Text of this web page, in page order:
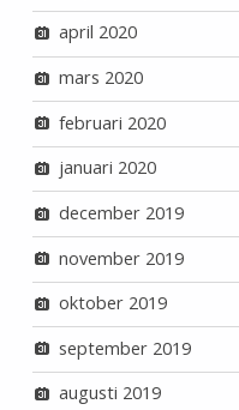
april 2020
mars 2020
februari 2020
januari 2020
december 2019
november 2019
oktober 2019
september 2019
augusti 2019